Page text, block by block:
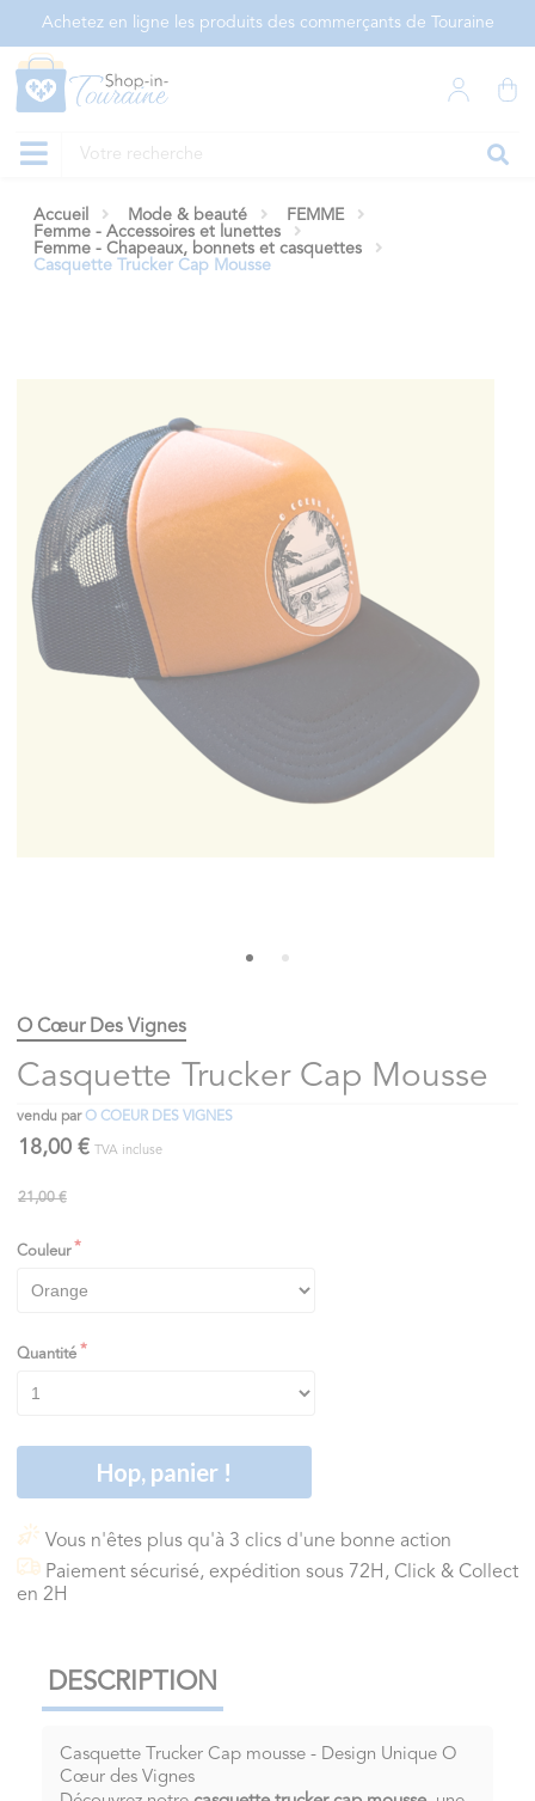
Achetez en ligne les produits des commerçants de Touraine
Accueil Mode & beauté
FEMME
Femme - Accessoires et lunettes
Femme - Chapeaux, bonnets et casquettes
Casquette Trucker Cap Mousse
O Cœur Des Vignes
Casquette Trucker Cap Mousse
vendu parO COEUR DES VIGNES
18,00 € TVA incluse
21,00 €
Couleur
Quantité
Hop, panier !
Vous n'êtes plus qu'à 3 clics d'une bonne action
Paiement sécurisé, expédition sous 72H, Click & Collect
en 2H
DESCRIPTION
Casquette Trucker Cap mousse - Design Unique O
Cœur des Vignes
Panneau de gestion des cookies